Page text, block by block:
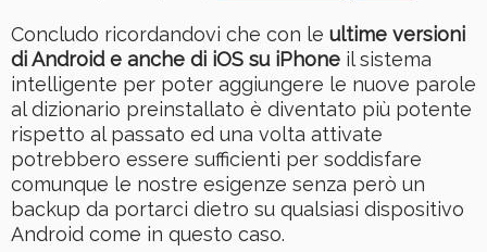
Concludo ricordandovi che con le ultime versioni
di Android e anche di iOS su iPhone il sistema
intelligente per poter aggiungere le nuove parole
al dizionario preinstallato è diventato più potente
rispetto al passato ed una volta attivate
potrebbero essere sufficienti per soddisfare
comunque le nostre esigenze senza però un
backup da portarci dietro su qualsiasi dispositivo
Android come in questo caso.